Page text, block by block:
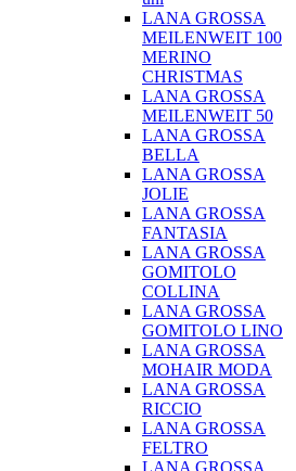
LANA GROSSA
MEILENWEIT 100
MERINO
CHRISTMAS
LANA GROSSA
MEILENWEIT 50
LANA GROSSA
BELLA
LANA GROSSA
JOLIE
LANA GROSSA
FANTASIA
LANA GROSSA
GOMITOLO
COLLINA
LANA GROSSA
GOMITOLO LINO
LANA GROSSA
MOHAIR MODA
LANA GROSSA
RICCIO
LANA GROSSA
FELTRO
LANA GROSSA